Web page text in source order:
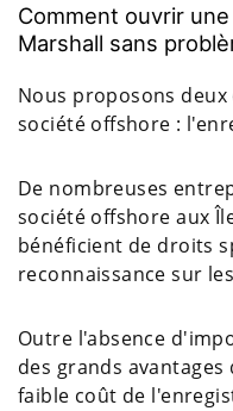
Comment ouvrir
Marshall sans
Nous proposons
société offshore :
De nombreuses
société offshore aux
bénéficient de droits
reconnaissance sur
Outre l'absence
des grands
faible coût de